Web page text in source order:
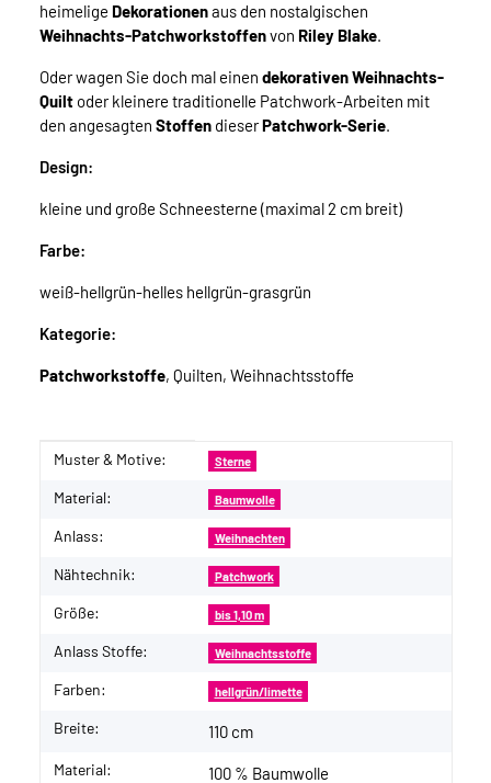
heimelige Dekorationenaus den nostalgischen
Weihnachts-Patchworkstoffenvon Riley Blake.
Oder wagen Sie doch mal einen dekorativen Weihnachts-
Quilt oder kleinere traditionelle Patchwork-Arbeiten mit
den angesagten Stoffen dieserPatchwork-Serie.
Design:
kleine und große Schneesterne (maximal 2 cm breit)
Farbe:
weiß-hellgrün-helles hellgrün-grasgrün
Kategorie:
Patchworkstoffe, Quilten, Weihnachtsstoffe
Produkteigenschaft
Wert
Muster & Motive: Sterne
Material: Baumwolle
Anlass: Weihnachten
Nähtechnik: Patchwork
Größe: bis 1,10 m
Anlass Stoffe: Weihnachtsstoffe
Farben: hellgrün/limette
Breite: 110 cm
Material: 100 % Baumwolle